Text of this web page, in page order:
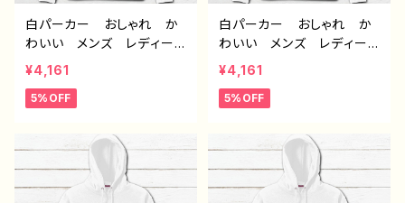
白パーカー おしゃれ か
わいい メンズ レディー
ス イラスト 風景 綺
麗 景色 美しい エモ
い かっこいい おすす
トレーター クリエイター
絵師 オリジナル デザイ
ン グッズ タイトル：赤の
入道雲 作：J.タネダ F-5
¥4,161
5%OFF
白パーカー おしゃれ か
わいい メンズ レディー
ス イラスト 風景 綺
麗 景色 美しい エモ
い かっこいい おすす
トレーター クリエイター
絵師 オリジナル デザイ
ン グッズ タイトル：第２
の故郷 作：J.タネダ F-5
¥4,161
5%OFF